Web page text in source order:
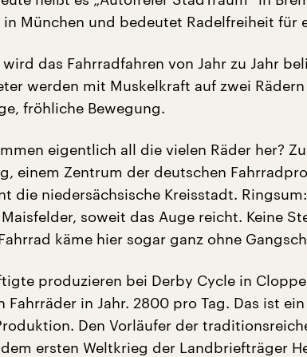
in München und bedeutet Radelfreiheit für
das Fahrradfahren von Jahr zu Jahr
werden mit Muskelkraft auf zwei
fröhliche Bewegung.
eigentlich all die vielen Räder her?
einem Zentrum der deutschen
die niedersächsische Kreisstadt.
soweit das Auge reicht. Keine
käme hier sogar ganz ohne
produzieren bei Derby Cycle in
Fahrräder in Jahr. 2800 pro Tag. Das ist
Den Vorläufer der
ersten Weltkrieg der Landbriefträger